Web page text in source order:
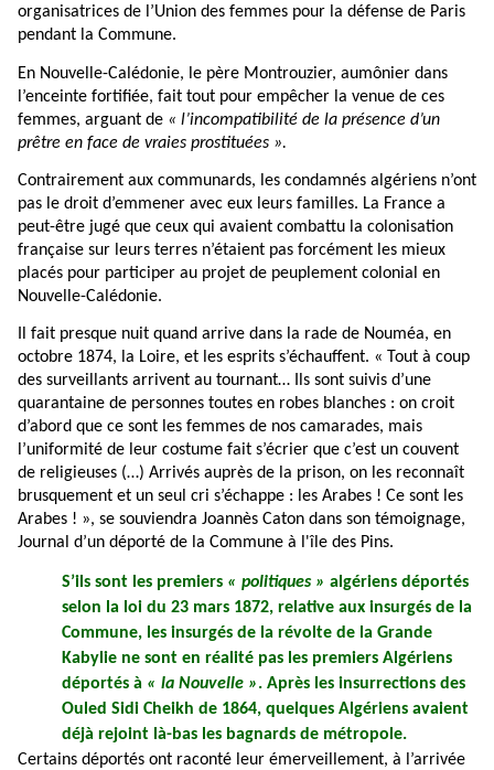
organisatrices de l’Union des femmes pour la défense de Paris
pendant la Commune.
En Nouvelle-Calédonie, le père Montrouzier, aumônier dans
l’enceinte fortifiée, fait tout pour empêcher la venue de ces
femmes, arguant de « l’incompatibilité de la présence d’un
prêtre en face de vraies prostituées ».
Contrairement aux communards, les condamnés algériens n’ont
pas le droit d’emmener avec eux leurs familles. La France a
peut-être jugé que ceux qui avaient combattu la colonisation
française sur leurs terres n’étaient pas forcément les mieux
placés pour participer au projet de peuplement colonial en
Nouvelle-Calédonie.
Il fait presque nuit quand arrive dans la rade de Nouméa, en
octobre 1874, la Loire, et les esprits s’échauffent. « Tout à coup
des surveillants arrivent au tournant… Ils sont suivis d’une
quarantaine de personnes toutes en robes blanches : on croit
d’abord que ce sont les femmes de nos camarades, mais
l’uniformité de leur costume fait s’écrier que c’est un couvent
de religieuses (…) Arrivés auprès de la prison, on les reconnaît
brusquement et un seul cri s’échappe : les Arabes ! Ce sont les
Arabes ! », se souviendra Joannès Caton dans son témoignage,
Journal d’un déporté de la Commune à l'île des Pins.
S’ils sont les premiers « politiques » algériens déportés
selon la loi du 23 mars 1872, relative aux insurgés de la
Commune, les insurgés de la révolte de la Grande
Kabylie ne sont en réalité pas les premiers Algériens
déportés à « la Nouvelle ». Après les insurrections des
Ouled Sidi Cheikh de 1864, quelques Algériens avaient
déjà rejoint là-bas les bagnards de métropole.
Certains déportés ont raconté leur émerveillement, à l’arrivée